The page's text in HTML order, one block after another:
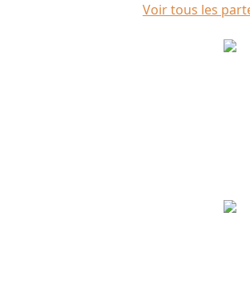
Voir tous les